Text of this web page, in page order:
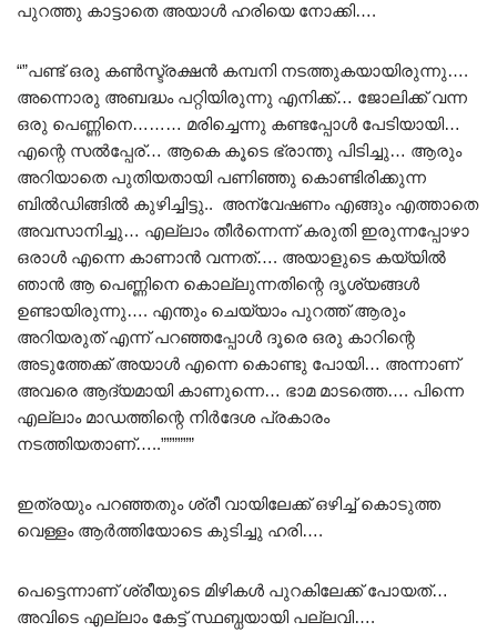
പുറത്തു കാട്ടാതെ അയാൾ ഹരിയെ നോക്കി….
“”പണ്ട് ഒരു കൺസ്ട്രക്ഷൻ കമ്പനി നടത്തുകയായിരുന്നു….
അന്നൊരു അബദ്ധം പറ്റിയിരുന്നു എനിക്ക്… ജോലിക്ക് വന്ന
ഒരു പെണ്ണിനെ……… മരിച്ചെന്നു കണ്ടപ്പോൾ പേടിയായി…
എന്റെ സൽപ്പേര്… ആകെ കൂടെ ഭ്രാന്തു പിടിച്ചു… ആരും
അറിയാതെ പുതിയതായി പണിഞ്ഞു കൊണ്ടിരിക്കുന്ന
ബിൽഡിങ്ങിൽ കുഴിച്ചിട്ടു.. അന്വേഷണം എങ്ങും എത്താതെ
അവസാനിച്ചു… എല്ലാം തീർന്നെന്ന് കരുതി ഇരുന്നപ്പോഴാ
ഒരാൾ എന്നെ കാണാൻ വന്നത്…. അയാളുടെ കയ്യിൽ
ഞാൻ ആ പെണ്ണിനെ കൊല്ലുന്നതിന്റെ ദൃശ്യങ്ങൾ
ഉണ്ടായിരുന്നു…. എന്തും ചെയ്യാം പുറത്ത് ആരും
അറിയരുത് എന്ന് പറഞ്ഞപ്പോൾ ദൂരെ ഒരു കാറിന്റെ
അടുത്തേക്ക് അയാൾ എന്നെ കൊണ്ടു പോയി… അന്നാണ്
അവരെ ആദ്യമായി കാണുന്നെ… ഭാമ മാടത്തെ…. പിന്നെ
എല്ലാം മാഡത്തിന്റെ നിർദേശ പ്രകാരം
നടത്തിയതാണ്…..””””””
ഇത്രയും പറഞ്ഞതും ശ്രീ വായിലേക്ക് ഒഴിച്ച് കൊടുത്ത
വെള്ളം ആർത്തിയോടെ കുടിച്ചു ഹരി….
പെട്ടെന്നാണ് ശ്രീയുടെ മിഴികൾ പുറകിലേക്ക് പോയത്…
അവിടെ എല്ലാം കേട്ട് സ്ഥബ്ധയായി പല്ലവി….